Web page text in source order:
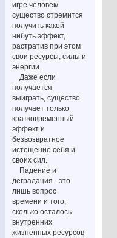
игре человек/
существо стремится
получить какой
нибуть эффект,
растратив при этом
свои ресурсы, силы и
энергии.
Даже если
получается
выиграть, существо
получает только
кратковременный
эффект и
безвозвратное
истощение себя и
своих сил.
Падение и
деградация - это
лишь вопрос
времени и того,
сколько осталось
внутренних
жизненных ресурсов